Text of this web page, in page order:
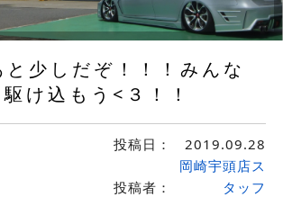
と少しだぞ！！！みんな
け込もう<３！！
投稿日： 2019.09.28
投稿者：
岡崎宇頭店ス
タッフ